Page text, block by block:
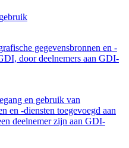
gegevensbronnen en -
door deelnemers aan GDI-
en gebruik van
en -diensten toegevoegd aan
deelnemer zijn aan GDI-